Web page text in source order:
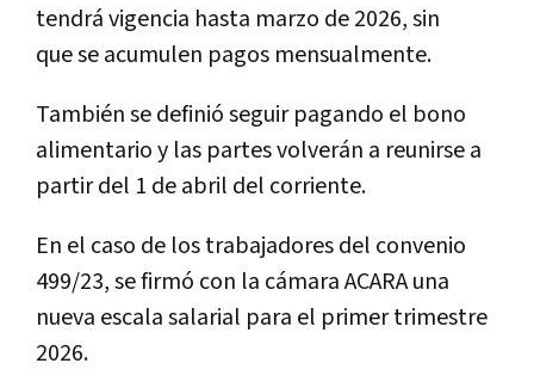
tendrá vigencia hasta marzo de 2026, sin
que se acumulen pagos mensualmente.
También se definió seguir pagando el bono
alimentario y las partes volverán a reunirse a
partir del 1 de abril del corriente.
En el caso de los trabajadores del convenio
499/23, se firmó con la cámara ACARA una
nueva escala salarial para el primer trimestre
2026.